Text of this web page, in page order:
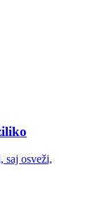
saj osveži,